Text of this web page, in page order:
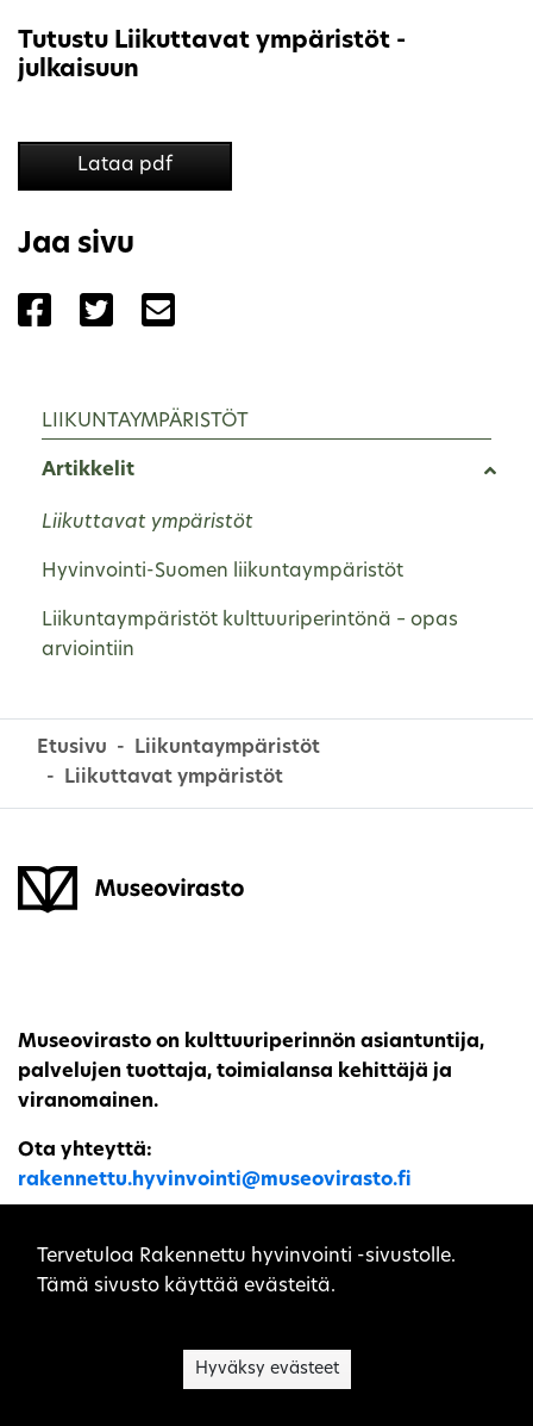
Tutustu Liikuttavat ympäristöt -
julkaisuun
Lataa pdf
Jaa sivu
Jaa sivu palvelussa Facebook
Jaa sivu palvelussa Twitter
LIIKUNTAYMPÄRISTÖT
Artikkelit
Liikuttavat ympäristöt
Hyvinvointi-Suomen liikuntaympäristöt
Liikuntaympäristöt kulttuuriperintönä – opas
arviointiin
Etusivu
Liikuntaympäristöt
Liikuttavat ympäristöt
Museovirasto on kulttuuriperinnön asiantuntija,
palvelujen tuottaja, toimialansa kehittäjä ja
viranomainen.
Ota yhteyttä:
rakennettu.hyvinvointi@museovirasto.fi
Saavutettavuusseloste
Sivuston evästeet
Tervetuloa Rakennettu hyvinvointi -sivustolle.
Tämä sivusto käyttää evästeitä.
Hyväksy evästeet